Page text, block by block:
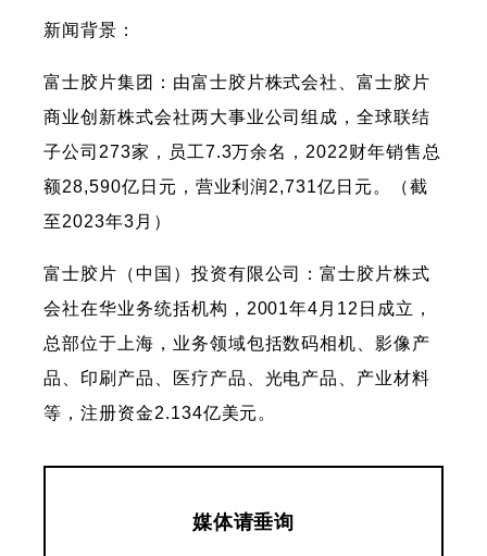
新闻背景：
富士胶片集团：由富士胶片株式会社、富士胶片
商业创新株式会社两大事业公司组成，全球联结
子公司273家，员工7.3万余名，2022财年销售总
额28,590亿日元，营业利润2,731亿日元。（截
至2023年3月）
富士胶片（中国）投资有限公司：富士胶片株式
会社在华业务统括机构，2001年4月12日成立，
总部位于上海，业务领域包括数码相机、影像产
品、印刷产品、医疗产品、光电产品、产业材料
等，注册资金2.134亿美元。
媒体请垂询